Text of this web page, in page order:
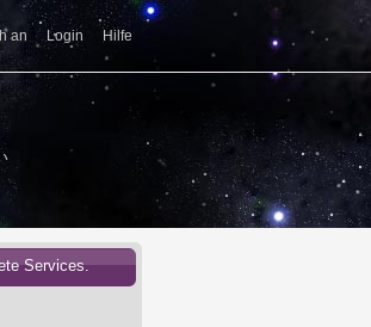
an Login Hilfe
Services.